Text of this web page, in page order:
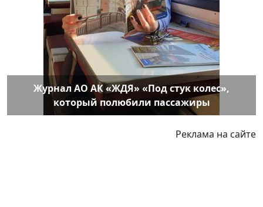
Журнал АО АК «ЖДЯ» «Под стук колес»,
который полюбили пассажиры
Реклама на сайте